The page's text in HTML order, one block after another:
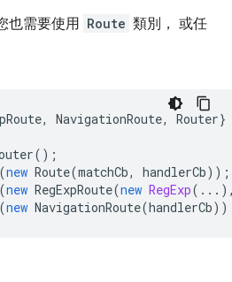
也需要使用 Route 類別， 或任
, NavigationRoute, Router}
();
(new Route(matchCb, handlerCb));
(new RegExpRoute(new RegExp
(new NavigationRoute(handlerCb